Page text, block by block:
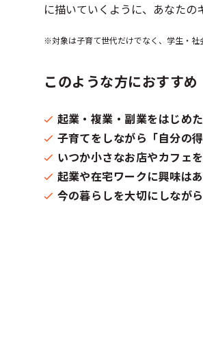
に描いていくように、あなたの
※対象は子育て世代だけでなく、学生・社
このような方におすすめ
起業・複業・副業をはじめ
子育てをしながら「自分の
いつか小さなお店やカフェ
起業や在宅ワークに興味は
今の暮らしを大切にしなが